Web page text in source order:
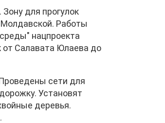
для прогулок
Работы
нацпроекта
от Салавата Юлаева до
сети для
Установят
деревья.